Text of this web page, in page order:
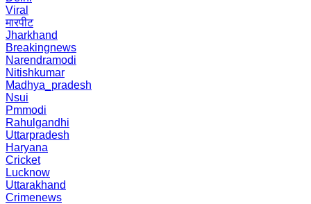
Viral
मारपीट
Jharkhand
Breakingnews
Narendramodi
Nitishkumar
Madhya_pradesh
Nsui
Pmmodi
Rahulgandhi
Uttarpradesh
Haryana
Cricket
Lucknow
Uttarakhand
Crimenews